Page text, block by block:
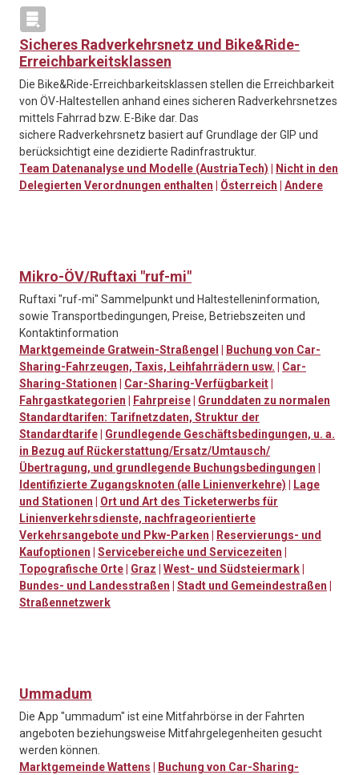
Sicheres Radverkehrsnetz und Bike&Ride-
Erreichbarkeitsklassen
Die Bike&Ride-Erreichbarkeitsklassen stellen die Erreichbarkeit
von ÖV-Haltestellen anhand eines sicheren Radverkehrsnetzes
mittels Fahrrad bzw. E-Bike dar. Das
sichere Radverkehrsnetz basiert auf Grundlage der GIP und
berücksichtigt eine dezidierte Radinfrastruktur.
Team Datenanalyse und Modelle (AustriaTech)
Nicht in den
Delegierten Verordnungen enthalten
Österreich Andere
Mikro-ÖV/Ruftaxi "ruf-mi"
Ruftaxi "ruf-mi" Sammelpunkt und Haltestelleninformation,
sowie Transportbedingungen, Preise, Betriebszeiten und
Kontaktinformation
Marktgemeinde Gratwein-Straßengel
Buchung von Car-
Sharing-Fahrzeugen, Taxis, Leihfahrrädern usw.
Car-
Sharing-Stationen
Car-Sharing-Verfügbarkeit
Fahrgastkategorien
Fahrpreise
Grunddaten zu normalen
Standardtarifen: Tarifnetzdaten, Struktur der
Standardtarife
Grundlegende Geschäftsbedingungen, u. a.
in Bezug auf Rückerstattung/Ersatz/Umtausch/
Übertragung, und grundlegende Buchungsbedingungen
Identifizierte Zugangsknoten (alle Linienverkehre)
Lage
und Stationen
Ort und Art des Ticketerwerbs für
Linienverkehrsdienste, nachfrageorientierte
Verkehrsangebote und Pkw-Parken
Reservierungs- und
Kaufoptionen
Servicebereiche und Servicezeiten
Topografische Orte
Graz West- und Südsteiermark
Bundes- und Landesstraßen
Stadt und Gemeindestraßen
Straßennetzwerk
Ummadum
Die App "ummadum" ist eine Mitfahrbörse in der Fahrten
angeboten beziehungsweise Mitfahrgelegenheiten gesucht
werden können.
Marktgemeinde Wattens
Buchung von Car-Sharing-